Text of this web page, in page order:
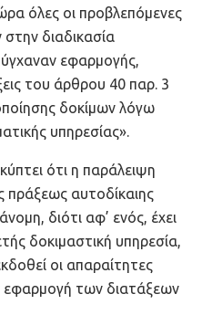
όλες οι προβλεπόμενες
διαδικασία
εφαρμογής,
του άρθρου 40 παρ. 3
δοκίμων λόγω
υπηρεσίας».
ότι η παράλειψη
πράξεως αυτοδίκαιης
διότι αφ’ ενός, έχει
δοκιμαστική υπηρεσία,
οι απαραίτητες
εφαρμογή των διατάξεων